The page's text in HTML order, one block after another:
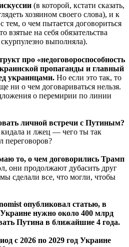
(в которой, кстати сказать,
хозяином своего слова), и к
тем, о чем пытается договориться
взятые на себя обязательства
выполняла).
про «недоговороспособность
пропаганды и главный
украинцами. Но если это так, то
ни о чем договариваться нельзя.
о перемирии по линии
личной встречи с Путиным?
и лжец — чего ты так
переговоров?
то, о чем договорились Трамп
они продолжают дубасить друг
сделали все, что могли, чтобы
опубликовал статью, в
нужно около 400 млрд
Путина в ближайшие 4 года.
с 2026 по 2029 год Украине